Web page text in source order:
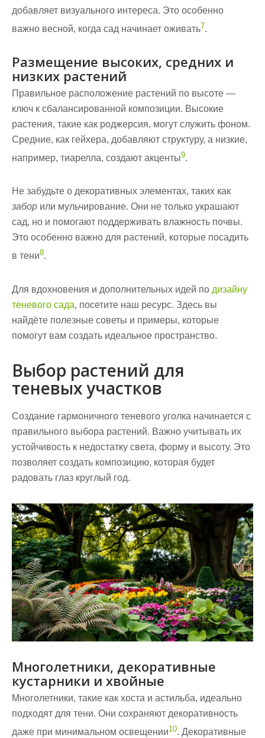
добавляет визуального интереса. Это особенно
важно весной, когда сад начинает оживать7.
Размещение высоких, средних и
низких растений
Правильное расположение растений по высоте —
ключ к сбалансированной композиции. Высокие
растения, такие как роджерсия, могут служить фоном.
Средние, как гейхера, добавляют структуру, а низкие,
например, тиарелла, создают акценты9.
Не забудьте о декоративных элементах, таких как
забор или мульчирование. Они не только украшают
сад, но и помогают поддерживать влажность почвы.
Это особенно важно для растений, которые посадить
в тени8.
Для вдохновения и дополнительных идей по дизайну
теневого сада, посетите наш ресурс. Здесь вы
найдёте полезные советы и примеры, которые
помогут вам создать идеальное пространство.
Выбор растений для
теневых участков
Создание гармоничного теневого уголка начинается с
правильного выбора растений. Важно учитывать их
устойчивость к недостатку света, форму и высоту. Это
позволяет создать композицию, которая будет
радовать глаз круглый год.
Многолетники, декоративные
кустарники и хвойные
Многолетники, такие как хоста и астильба, идеально
подходят для тени. Они сохраняют декоративность
даже при минимальном освещении10. Декоративные